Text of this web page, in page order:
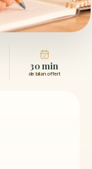
30 min
de bilan offert